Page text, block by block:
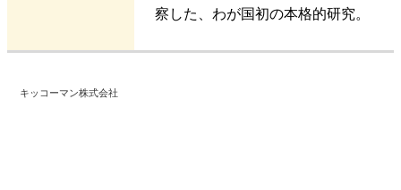
察した、わが国初の本格的研究。
キッコーマン株式会社